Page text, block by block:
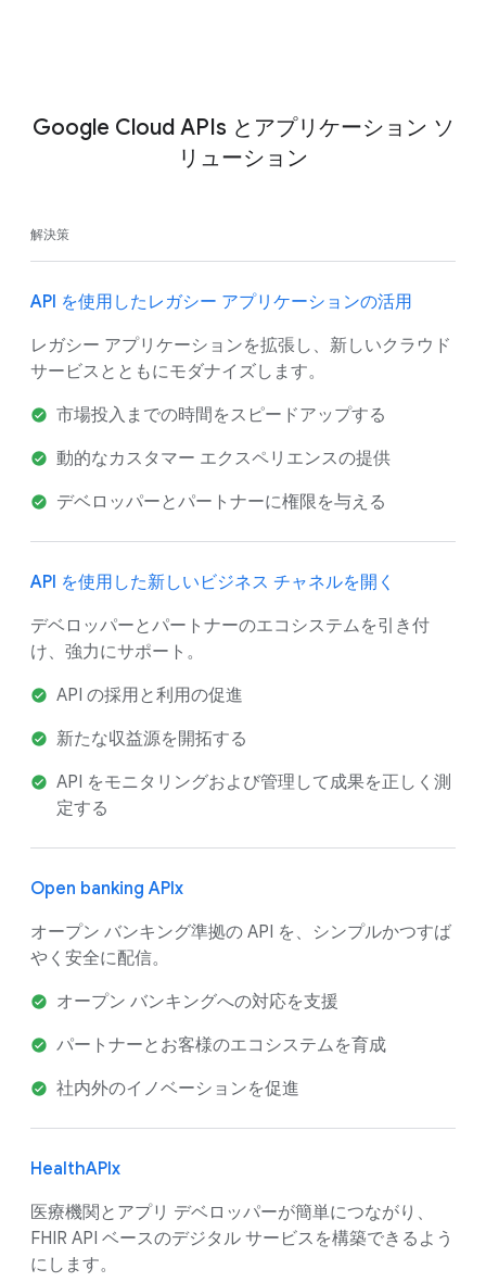
Google Cloud APIs とアプリケーション ソ
リューション
解決策
API を使用したレガシー アプリケーションの活用
レガシー アプリケーションを拡張し、新しいクラウド
サービスとともにモダナイズします。
市場投入までの時間をスピードアップする
動的なカスタマー エクスペリエンスの提供
デベロッパーとパートナーに権限を与える
API を使用した新しいビジネス チャネルを開く
デベロッパーとパートナーのエコシステムを引き付
け、強力にサポート。
API の採用と利用の促進
新たな収益源を開拓する
API をモニタリングおよび管理して成果を正しく測
定する
Open banking APIx
オープン バンキング準拠の API を、シンプルかつすば
やく安全に配信。
オープン バンキングへの対応を支援
パートナーとお客様のエコシステムを育成
社内外のイノベーションを促進
HealthAPIx
医療機関とアプリ デベロッパーが簡単につながり、
FHIR API ベースのデジタル サービスを構築できるよう
にします。